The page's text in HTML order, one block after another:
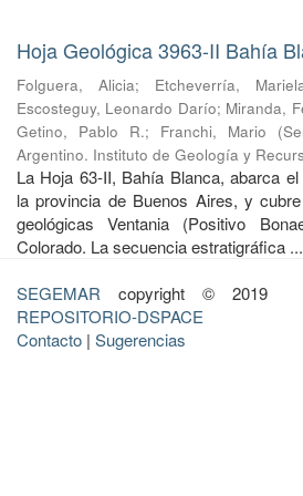
Hoja Geológica 3963-II Bahía
Folguera, Alicia; Etcheverría,
Escosteguy, Leonardo Darío; Miranda,
Getino, Pablo R.; Franchi, Mario (
Argentino. Instituto de Geología y
La Hoja 63-II, Bahía Blanca, abarca
la provincia de Buenos Aires, y
geológicas Ventania (Positivo
Colorado. La secuencia estratigráfica ...
SEGEMAR copyright © 2019
REPOSITORIO-DSPACE
Contacto | Sugerencias